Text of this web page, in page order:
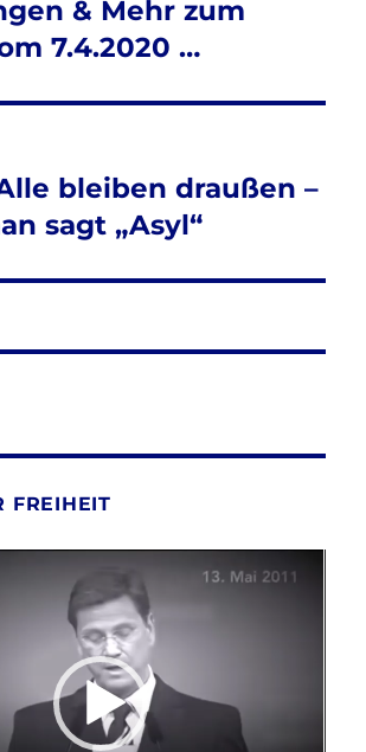
& Mehr zum
7.4.2020 …
bleiben draußen –
sagt „Asyl“
FREIHEIT